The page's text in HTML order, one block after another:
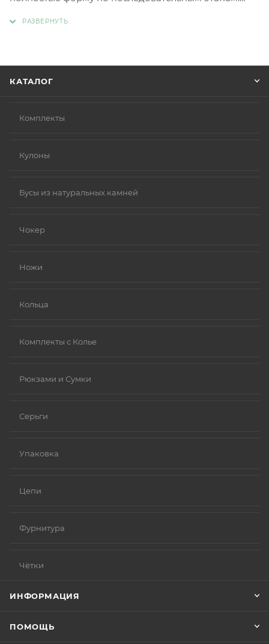
КАТАЛОГ
Комплекты
Кулоны
Бусы из натуральных камней
Чокер
Ножи
Кольца
Комплекты с Колье
Рюкзами и Сумки
Серьги
Упаковка
Цепи
Фурнитура
Чётки
ИНФОРМАЦИЯ
ПОМОЩЬ